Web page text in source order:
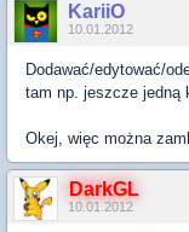
KariiO
10.01.2012
Dodawać/edytować/
tam np. jeszcze jedną
Okej, więc można
DarkGL
10.01.2012